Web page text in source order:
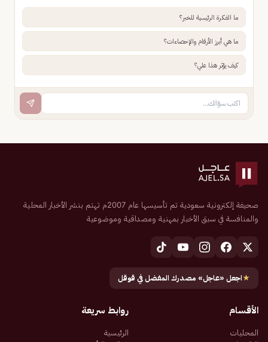
ما الفكرة الرئيسية للخبر؟
ما هي أبرز الأرقام والإحصاءات؟
كيف يؤثر هذا علي؟
صحيفة إلكترونية سعودية تم تأسيسها عام 2007م تهتم بنشر الأخبار المحلية
والمنافسة في سبق الأخبار بمهنية ومصداقية وموضوعية
★اجعل «عاجل» مصدرك المفضل في قوقل
الأقسام
المحليات
روابط سريعة
الرئيسية